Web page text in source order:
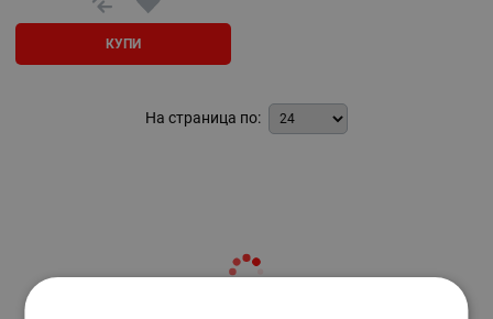
КУПИ
На страница по: